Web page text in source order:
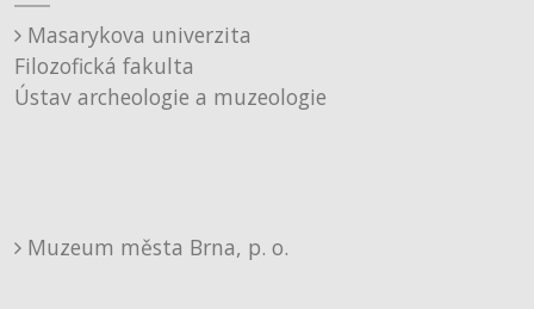
Masarykova univerzita
Filozofická fakulta
Ústav archeologie a muzeologie
Muzeum města Brna, p. o.